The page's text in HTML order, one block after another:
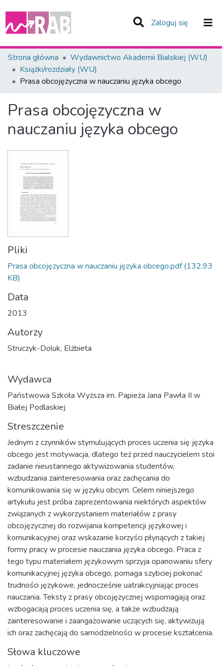
Zaloguj się (current)
Zespoły i Kolekcje
Statystyka
Strona główna
Wydawnictwo Akademii Bialskiej (WU)
Książki/rozdziały (WU)
Prasa obcojęzyczna w nauczaniu języka obcego
Prasa obcojęzyczna w
nauczaniu języka obcego
Pliki
Prasa obcojęzyczna w nauczaniu języka obcego.pdf (132.93
KB)
Data
2013
Autorzy
Struczyk-Doluk, Elżbieta
Wydawca
Państwowa Szkoła Wyższa im. Papieża Jana Pawła II w
Białej Podlaskiej
Streszczenie
Jednym z czynników stymulujących proces uczenia się języka
obcego jest motywacja, dlatego też przed nauczycielem stoi
zadanie nieustannego aktywizowania studentów,
wzbudzania zainteresowania oraz zachęcania do
komunikowania się w języku obcym. Celem niniejszego
artykułu jest próba zaprezentowania niektórych aspektów
związanych z wykorzystaniem materiałów z prasy
obcojęzycznej do rozwijania kompetencji językowej i
komunikacyjnej oraz wskazanie korzyści płynących z takiej
formy pracy w procesie nauczania języka obcego. Praca z
tego typu materiałem językowym sprzyja opanowaniu sfery
komunikacyjnej języka obcego, pomaga szybciej pokonać
trudności językowe, jednocześnie uatrakcyjniając proces
nauczania. Teksty z prasy obcojęzycznej wspomagają oraz
wzbogacają proces uczenia się, a także wzbudzają
zainteresowanie i zaangażowanie uczących się, aktywizują
ich oraz zachęcają do samodzielności w procesie kształcenia.
Słowa kluczowe